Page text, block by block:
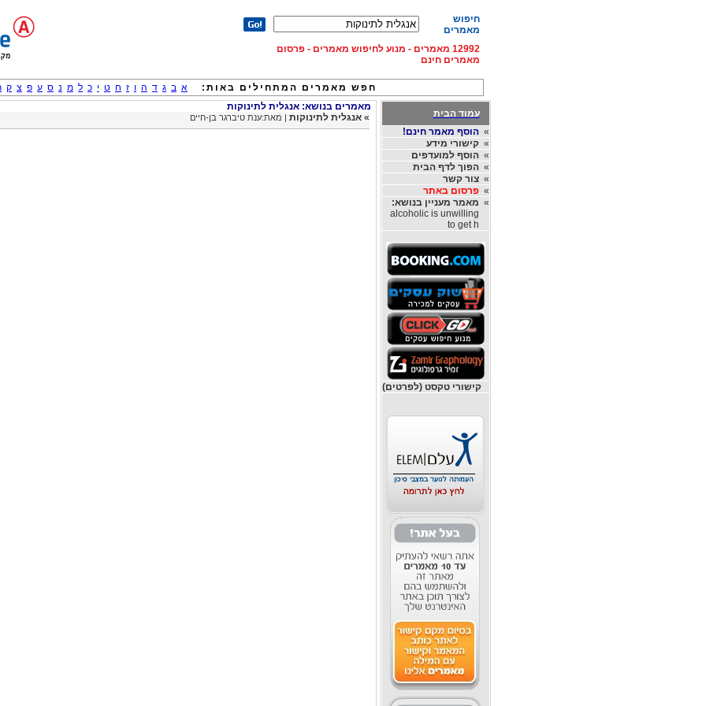
חיפוש
מאמרים
12992 מאמרים - מנוע לחיפוש מאמרים - פרסום
מאמרים חינם
חפש מאמרים המתחילים באות: א ב ג ד ה ו ז ח ט י כ ל מ נ ס ע פ צ ק
עמוד הבית
»הוסף מאמר חינם!
»קישורי מידע
»הוסף למועדפים
»הפוך לדף הבית
»צור קשר
»פרסום באתר
» מאמר מעניין בנושא:
alcoholic is unwilling
to get h
קישורי טקסט (לפרטים)
מאמרים בנושא: אנגלית לתינוקות
» אנגלית לתינוקות | מאת:ענת טיברגר בן-חיים